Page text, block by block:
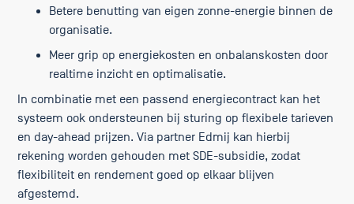
Betere benutting van eigen zonne-energie binnen de
organisatie.
Meer grip op energiekosten en onbalanskosten door
realtime inzicht en optimalisatie.
In combinatie met een passend energiecontract kan het
systeem ook ondersteunen bij sturing op flexibele tarieven
en day-ahead prijzen. Via partner Edmij kan hierbij
rekening worden gehouden met SDE-subsidie, zodat
flexibiliteit en rendement goed op elkaar blijven
afgestemd.